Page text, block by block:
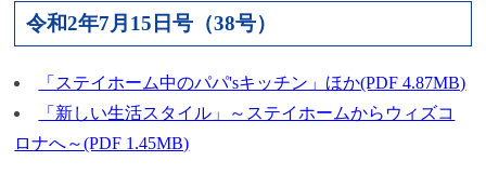
令和2年7月15日号（38号）
「ステイホーム中のパパ'sキッチン」ほか(PDF 4.87MB)
「新しい生活スタイル」～ステイホームからウィズコ
ロナへ～(PDF 1.45MB)